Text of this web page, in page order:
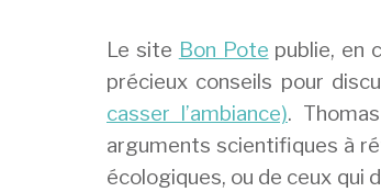
Le site Bon Pote publie, en
précieux conseils pour
casser l’ambiance).
arguments scientifiques à
écologiques, ou de ceux qui